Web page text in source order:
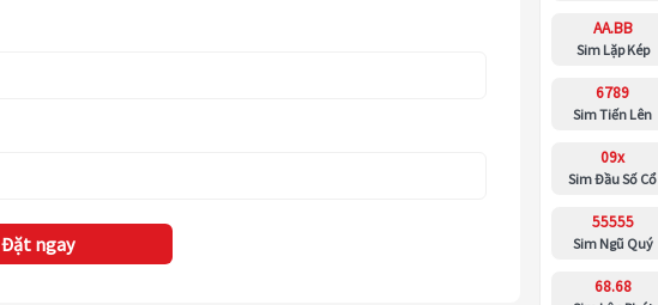
Đặt ngay
AA.BB
Sim Lặp Kép
6789
Sim Tiến Lên
09x
Sim Đầu Số Cổ
55555
Sim Ngũ Quý
68.68